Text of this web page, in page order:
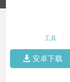
工具
安卓下载